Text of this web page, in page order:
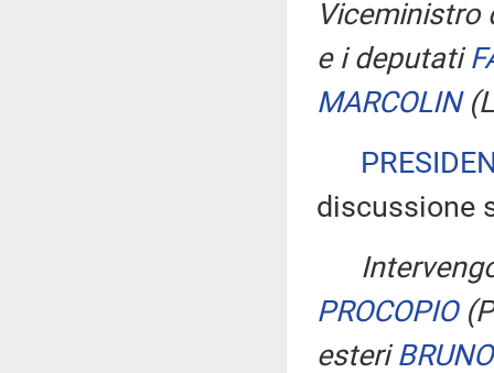
e i deputati
MARCOLIN
discussione
PROCOPIO
esteri